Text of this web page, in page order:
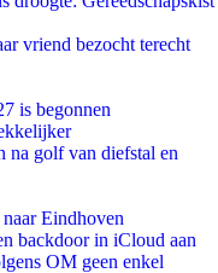
vriend bezocht terecht
is begonnen
na golf van diefstal en
Eindhoven
backdoor in iCloud aan
OM geen enkel